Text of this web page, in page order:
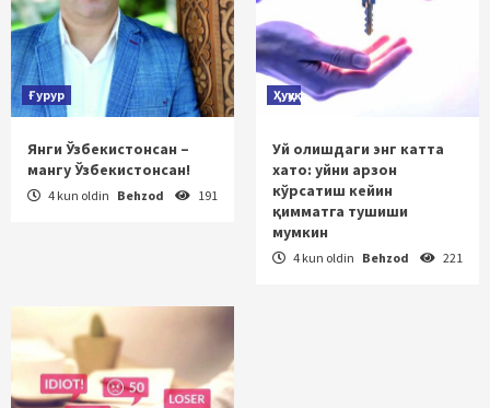
Ғурур
Янги Ўзбекистонсан –
мангу Ўзбекистонсан!
4 kun oldin Behzod 191
Ҳуқуқ
Уй олишдаги энг катта
хато: уйни арзон
кўрсатиш кейин
қимматга тушиши
мумкин
4 kun oldin Behzod 221